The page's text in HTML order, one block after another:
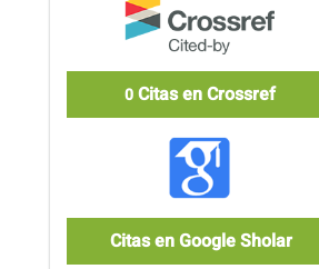
0Citas en Crossref
Citas en Google Sholar